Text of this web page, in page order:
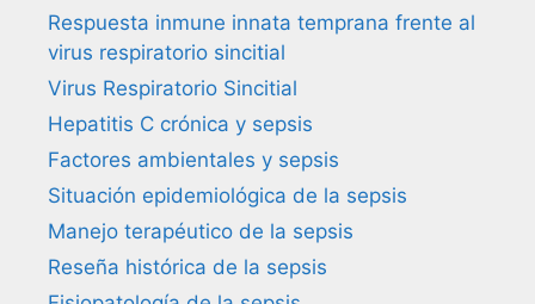
Respuesta inmune innata temprana frente al
virus respiratorio sincitial
Virus Respiratorio Sincitial
Hepatitis C crónica y sepsis
Factores ambientales y sepsis
Situación epidemiológica de la sepsis
Manejo terapéutico de la sepsis
Reseña histórica de la sepsis